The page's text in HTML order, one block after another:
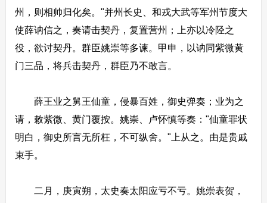
州，则相帅归化矣。"并州长史、和戎大武等军州节度大
使薛讷信之，奏请击契丹，复置营州；上亦以冷陉之
役，欲讨契丹。群臣姚崇等多谏。甲申，以讷同紫微黄
门三品，将兵击契丹，群臣乃不敢言。
薛王业之舅王仙童，侵暴百姓，御史弹奏；业为之
请，敕紫微、黄门覆按。姚崇、卢怀慎等奏："仙童罪状
明白，御史所言无所枉，不可纵舍。"上从之。由是贵戚
束手。
二月，庚寅朔，太史奏太阳应亏不亏。姚崇表贺，